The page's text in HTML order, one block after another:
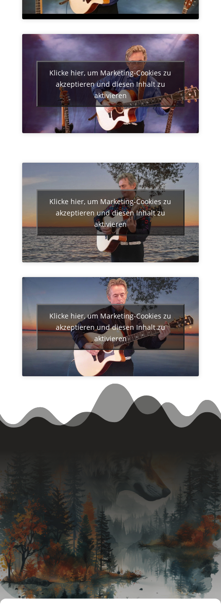
Klicke hier, um Marketing-Cookies zu
akzeptieren und diesen Inhalt zu
aktivieren
Klicke hier, um Marketing-Cookies zu
akzeptieren und diesen Inhalt zu
aktivieren
Klicke hier, um Marketing-Cookies zu
akzeptieren und diesen Inhalt zu
aktivieren